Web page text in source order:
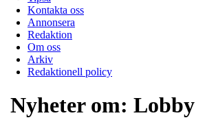
Kontakta oss
Annonsera
Redaktion
Om oss
Arkiv
Redaktionell policy
Nyheter om: Lobby